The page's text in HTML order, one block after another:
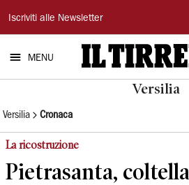
Il
Tirreno
Iscriviti alle Newsletter
MENU
Versilia
Versilia Cronaca
La ricostruzione
Pietrasanta,